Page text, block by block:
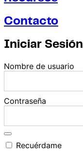
Contacto
Iniciar Sesión
Nombre de usuario
Contraseña
Recuérdame